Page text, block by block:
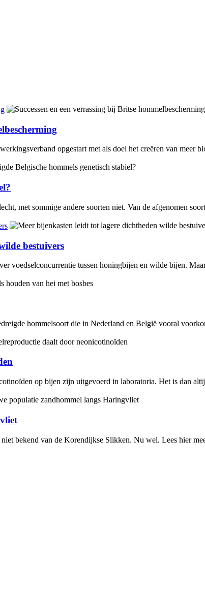
opgestart met als doel het creëren van meer
met sommige andere soorten niet. Van de afgenomen
bestuivers
voedselconcurrentie tussen honingbijen en wilde bijen.
hommelsoort die in Nederland en België vooral
op bijen zijn uitgevoerd in laboratoria. Het is dan
bekend van de Korendijkse Slikken. Nu wel. Lees hier